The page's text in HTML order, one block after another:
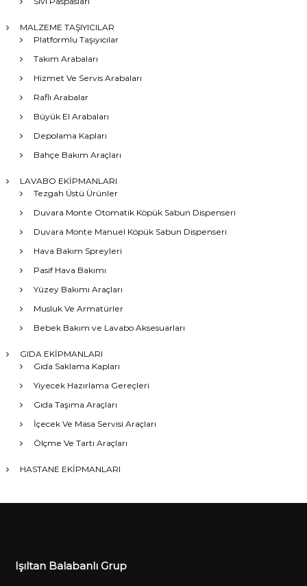
MALZEME TAŞIYICILAR
Platformlu Taşıyıcılar
Takım Arabaları
Hizmet Ve Servis Arabaları
Raflı Arabalar
Büyük El Arabaları
Depolama Kapları
Bahçe Bakım Araçları
LAVABO EKİPMANLARI
Tezgah Üstü Ürünler
Duvara Monte Otomatik Köpük Sabun Dispenseri
Duvara Monte Manuel Köpük Sabun Dispenseri
Hava Bakım Spreyleri
Pasif Hava Bakımı
Yüzey Bakımı Araçları
Musluk Ve Armatürler
Bebek Bakım ve Lavabo Aksesuarları
GIDA EKİPMANLARI
Gıda Saklama Kapları
Yiyecek Hazırlama Gereçleri
Gıda Taşıma Araçları
İçecek Ve Masa Servisi Araçları
Ölçme Ve Tartı Araçları
HASTANE EKİPMANLARI
Işıltan Balabanlı Grup